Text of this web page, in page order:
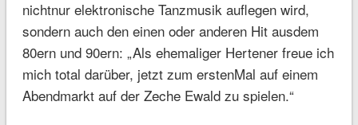
nichtnur elektronische Tanzmusik auflegen wird,
sondern auch den einen oder anderen Hit ausdem
80ern und 90ern: „Als ehemaliger Hertener freue ich
mich total darüber, jetzt zum erstenMal auf einem
Abendmarkt auf der Zeche Ewald zu spielen.“